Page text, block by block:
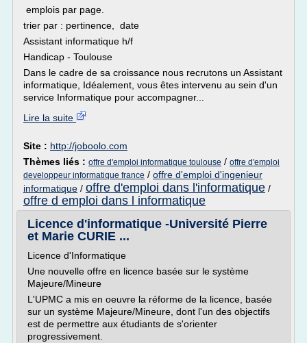
emplois par page.
trier par : pertinence, date
Assistant informatique h/f
Handicap - Toulouse
Dans le cadre de sa croissance nous recrutons un Assistant
informatique, Idéalement, vous êtes intervenu au sein d'un
service Informatique pour accompagner...
Lire la suite
Site : http://joboolo.com
Thèmes liés : offre d'emploi informatique toulouse / offre d'emploi
developpeur informatique france / offre d'emploi d'ingenieur
informatique / offre d'emploi dans l'informatique /
offre d emploi dans l informatique
Licence d'informatique -Université Pierre
et Marie CURIE ...
Licence d'Informatique
Une nouvelle offre en licence basée sur le système
Majeure/Mineure
L'UPMC a mis en oeuvre la réforme de la licence, basée
sur un système Majeure/Mineure, dont l'un des objectifs
est de permettre aux étudiants de s'orienter
progressivement.